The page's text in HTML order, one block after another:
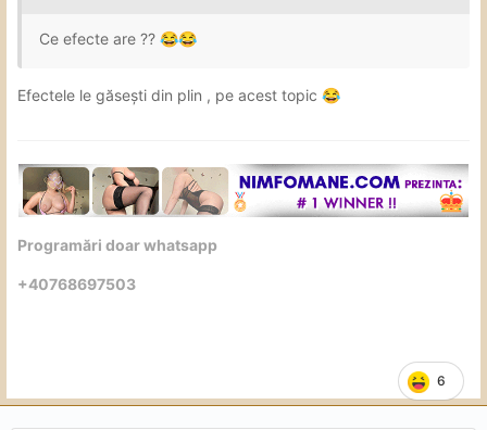
Ce efecte are ?? 😂😂
Efectele le găsești din plin , pe acest topic 😂
6
Programări doar whatsapp
+40768697503